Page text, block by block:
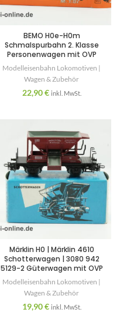
BEMO H0e-H0m
Schmalspurbahn 2. Klasse
Personenwagen mit OVP
Modelleisenbahn Lokomotiven |
Wagen & Zubehör
22,90€ inkl. MwSt.
Märklin H0 | Märklin 4610
Schotterwagen | 3080 942
5129-2 Güterwagen mit OVP
Modelleisenbahn Lokomotiven |
Wagen & Zubehör
19,90€ inkl. MwSt.